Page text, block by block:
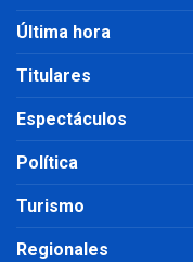
Última hora
Titulares
Espectáculos
Política
Turismo
Regionales